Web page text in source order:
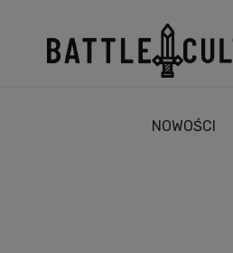
NOWOŚCI